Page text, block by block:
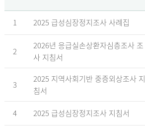
1 2025 급성심장정지조사 사례집
2
2026년 응급실손상환자심층조사 조
사 지침서
3
2025 지역사회기반 중증외상조사 지
침서
4 2025 급성심장정지조사 지침서